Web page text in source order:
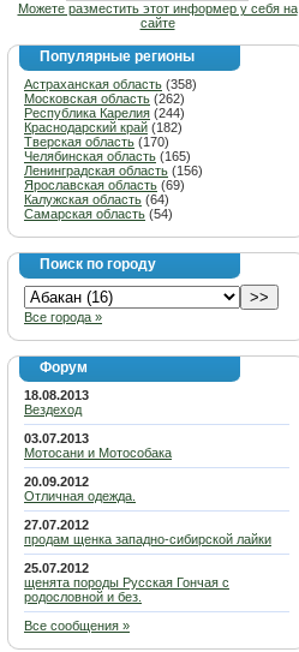
Можете разместить этот информер у себя на
сайте
Популярные регионы
Астраханская область (358)
Московская область (262)
Республика Карелия (244)
Краснодарский край (182)
Тверская область (170)
Челябинская область (165)
Ленинградская область (156)
Ярославская область (69)
Калужская область (64)
Самарская область (54)
Поиск по городу
Все города »
Форум
18.08.2013
Вездеход
03.07.2013
Мотосани и Мотособака
20.09.2012
Отличная одежда.
27.07.2012
продам щенка западно-сибирской лайки
25.07.2012
щенята породы Русская Гончая с
родословной и без.
Все сообщения »